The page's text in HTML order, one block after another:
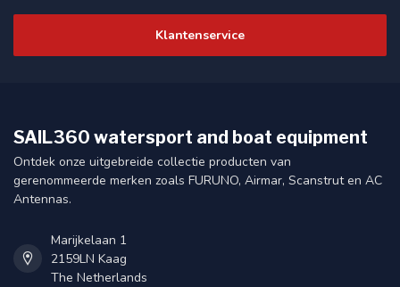
Klantenservice
SAIL360 watersport and boat equipment
Ontdek onze uitgebreide collectie producten van
gerenommeerde merken zoals FURUNO, Airmar, Scanstrut en AC
Antennas.
Marijkelaan 1
2159LN Kaag
The Netherlands